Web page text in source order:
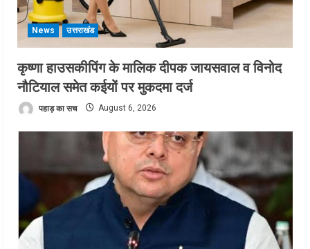
News उत्तराखंड
कृष्णा हाउसकीपिंग के मालिक दीपक जायसवाल व विनोद
नौटियाल समेत कईयों पर मुकदमा दर्ज
पहाड़ का सच August 6, 2026